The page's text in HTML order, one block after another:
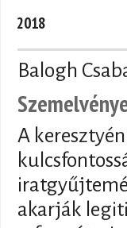
2018
Balogh
A
akarják